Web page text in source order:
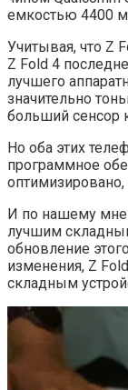
емкостью 4400
Учитывая, что Z
Z Fold 4
лучшего
значительно
больший сенсор
Но оба этих
программное
оптимизировано,
И по нашему
лучшим
обновление
изменения, Z
складным